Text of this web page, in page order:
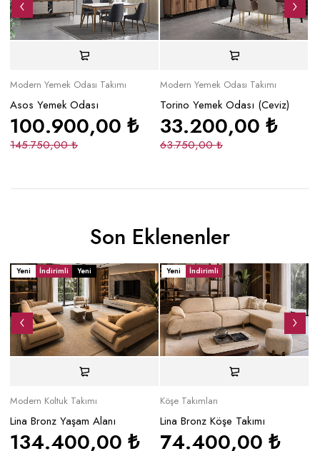
Modern Yemek Odası Takımı
Asos Yemek Odası
145.750,00₺
100.900,00₺
Modern Yemek Odası Takımı
Torino Yemek Odası (Ceviz)
63.750,00₺
33.200,00 ₺
Son Eklenenler
Yeni İndirimli Yeni
Modern Koltuk Takımı
Lina Bronz Yaşam Alanı
134.400,00₺
Yeni İndirimli
Köşe Takımları
Lina Bronz Köşe Takımı
74.400,00₺